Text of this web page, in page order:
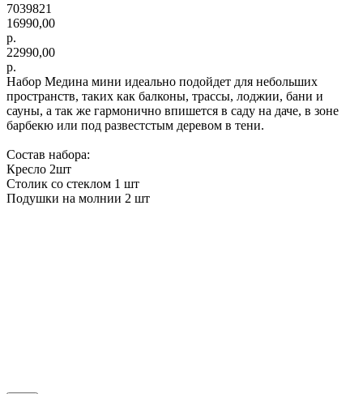
7039821
16990,00
р.
22990,00
р.
Набор Медина мини идеально подойдет для небольших
пространств, таких как балконы, трассы, лоджии, бани и
сауны, а так же гармонично впишется в саду на даче, в зоне
барбекю или под развестстым деревом в тени.
Состав набора:
Кресло 2шт
Столик со стеклом 1 шт
Подушки на молнии 2 шт